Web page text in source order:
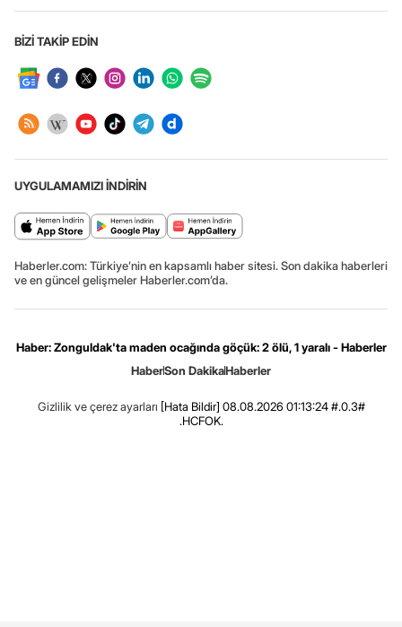
BİZİ TAKİP EDİN
UYGULAMAMIZI İNDİRİN
Haberler.com: Türkiye’nin en kapsamlı haber sitesi. Son dakika haberleri
ve en güncel gelişmeler Haberler.com’da.
Haber: Zonguldak'ta maden ocağında göçük: 2 ölü, 1 yaralı - Haberler
HaberSon DakikaHaberler
Gizlilik ve çerez ayarları [Hata Bildir] 08.08.2026 01:13:24 #.0.3#
.HCFOK.